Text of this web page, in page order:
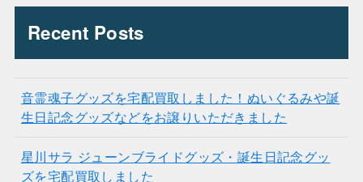
Recent Posts
音霊魂子グッズを宅配買取しました！ぬいぐるみや誕
生日記念グッズなどをお譲りいただきました
星川サラ ジューンブライドグッズ・誕生日記念グッ
ズを宅配買取しました